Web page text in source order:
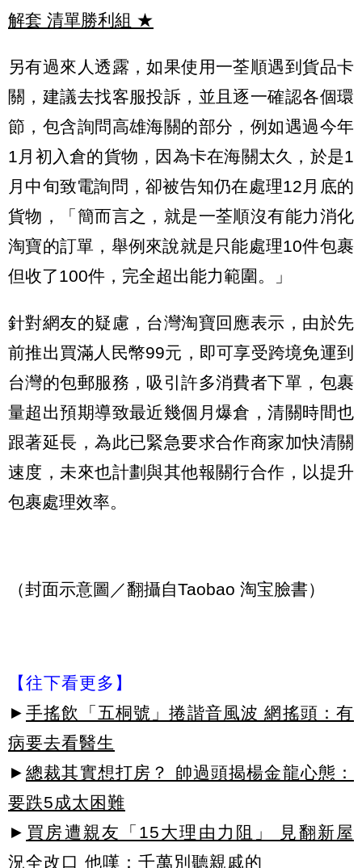
解套 清單勝利組 ★
另有過來人透露，如果使用一荃順遇到貨品卡
關，建議去找客服投訴，並且逐一確認各個環
節，包含詢問高雄海關的部分，例如遇過今年
1月初入倉的貨物，因為卡在海關太久，於是1
月中旬致電詢問，卻被告知仍在處理12月底的
貨物，「簡而言之，就是一荃順沒有能力消化
淘寶的訂單，舉例來說就是只能處理10件包裹
但收了100件，完全超出能力範圍。」
針對網友的疑慮，台灣淘寶回應表示，由於先
前推出買滿人民幣99元，即可享受跨境免運到
台灣的包郵服務，吸引許多消費者下單，包裹
量超出預期導致最近幾個月爆倉，清關時間也
跟著延長，為此已緊急要求合作商家加快清關
速度，未來也計劃與其他報關行合作，以提升
包裹處理效率。
（封面示意圖／翻攝自Taobao 淘宝臉書）
【往下看更多】
► 手搖飲「五桐號」捲諧音風波 網搖頭：有
病要去看醫生
► 總裁其實想打房？ 帥過頭揭楊金龍心態：
要跌5成太困難
► 買房遭親友「15大理由力阻」 見翻新屋
況全改口 他嘆：千萬別聽親戚的